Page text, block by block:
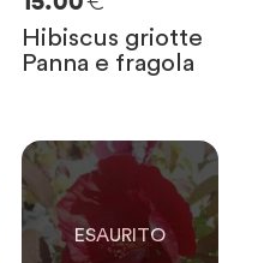
Hibiscus griotte
Panna e fragola
0
SOLO0RIMASTE